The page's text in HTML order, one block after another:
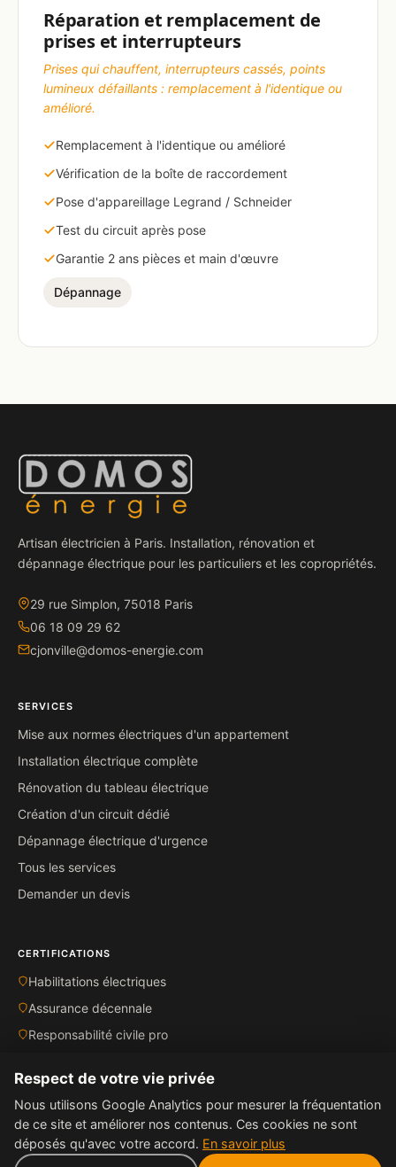
Réparation et remplacement de
prises et interrupteurs
Prises qui chauffent, interrupteurs cassés, points
lumineux défaillants : remplacement à l'identique ou
amélioré.
Remplacement à l'identique ou amélioré
Vérification de la boîte de raccordement
Pose d'appareillage Legrand / Schneider
Test du circuit après pose
Garantie 2 ans pièces et main d'œuvre
Dépannage
Artisan électricien à Paris. Installation, rénovation et
dépannage électrique pour les particuliers et les copropriétés.
29 rue Simplon, 75018 Paris
06 18 09 29 62
cjonville@domos-energie.com
SERVICES
Mise aux normes électriques d'un appartement
Installation électrique complète
Rénovation du tableau électrique
Création d'un circuit dédié
Dépannage électrique d'urgence
Tous les services
Demander un devis
CERTIFICATIONS
Habilitations électriques
Assurance décennale
Responsabilité civile pro
© 2026 Domos Energie S.A.R.L. — SIRET 534 965 488 00024
Respect de votre vie privée
Nous utilisons Google Analytics pour mesurer la fréquentation
de ce site et améliorer nos contenus. Ces cookies ne sont
déposés qu'avec votre accord. En savoir plus